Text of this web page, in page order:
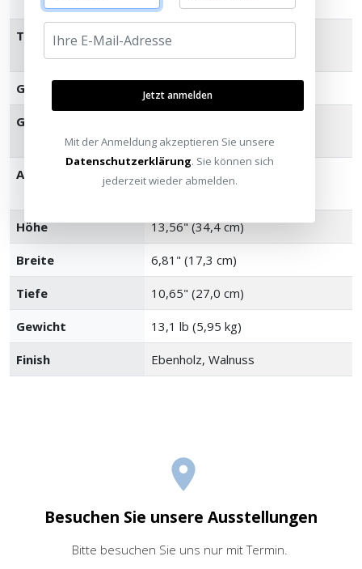
Tieftöner
5,25" Cerametallic Konus-
Tieftöner mit Faraday-Ringen
Gehäusematerial MDF (intern verstärkt)
Gehäusetyp
Tractrix® Port
Anschlüsse
Einzelne Aluminium-
Höhe 13,56" (34,4 cm)
Breite 6,81" (17,3 cm)
Tiefe 10,65" (27,0 cm)
Gewicht 13,1 lb (5,95 kg)
Finish Ebenholz, Walnuss
Besuchen Sie unsere Ausstellungen
Bitte besuchen Sie uns nur mit Termin.
Jetzt anmelden
Mit der Anmeldung akzeptieren Sie unsere
Datenschutzerklärung. Sie können sich
jederzeit wieder abmelden.